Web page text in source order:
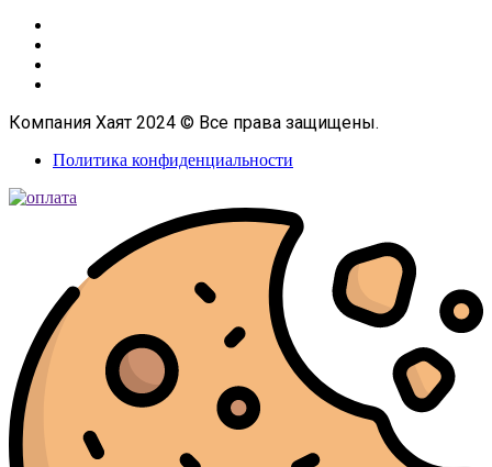
Компания Хаят 2024 © Все права защищены.
Политика конфиденциальности